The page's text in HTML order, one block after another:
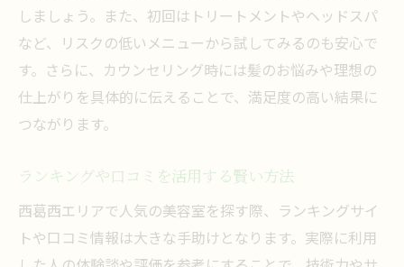
しましょう。また、初回はトリートメントやヘッドスパ
など、リスクの低いメニューから試してみるのも安心で
す。さらに、カウンセリング時には髪のお悩みや理想の
仕上がりを具体的に伝えることで、満足度の高い結果に
つながります。
ランキングや口コミを活用する賢い方法
西葛西エリアで人気の美容室を探す際、ランキングサイ
トや口コミ情報は大きな手助けとなります。実際に利用